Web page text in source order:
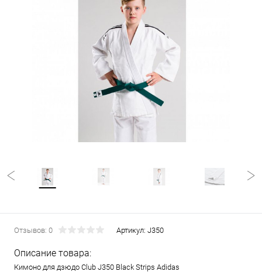
Отзывов: 0 Артикул: J350
Описание товара:
Кимоно для дзюдо Club J350 Black Strips Adidas